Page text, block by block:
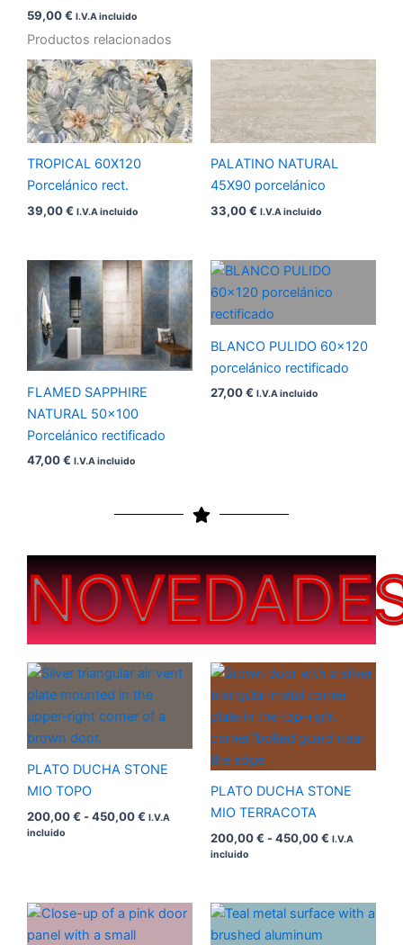
59,00€ I.V.A incluido
Productos relacionados
TROPICAL 60X120
Porcelánico rect.
39,00€ I.V.A incluido
PALATINO NATURAL
45X90 porcelánico
33,00€ I.V.A incluido
FLAMED SAPPHIRE
NATURAL 50×100
Porcelánico rectificado
47,00€ I.V.A incluido
BLANCO PULIDO 60×120
porcelánico rectificado
27,00€ I.V.A incluido
PLATO DUCHA STONE
MIO TOPO
200,00€ -450,00€
Rango
precios:
desde
I.V.A
incluido
PLATO DUCHA STONE
MIO TERRACOTA
200,00€ -450,00€
Rango
precios:
desde
200,00 €
hasta
I.V.A
incluido
Rango
Rango